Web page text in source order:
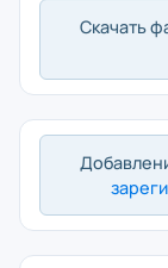
Скачать